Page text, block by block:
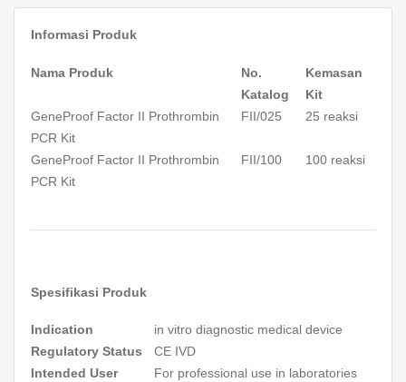
Informasi Produk
Nama Produk
No.
Katalog
Kemasan
Kit
GeneProof Factor II Prothrombin
PCR Kit
FII/025 25 reaksi
GeneProof Factor II Prothrombin
PCR Kit
FII/100 100 reaksi
Spesifikasi Produk
Indication in vitrodiagnostic medical device
Regulatory Status
CE IVD
Intended User
For professional use in laboratories